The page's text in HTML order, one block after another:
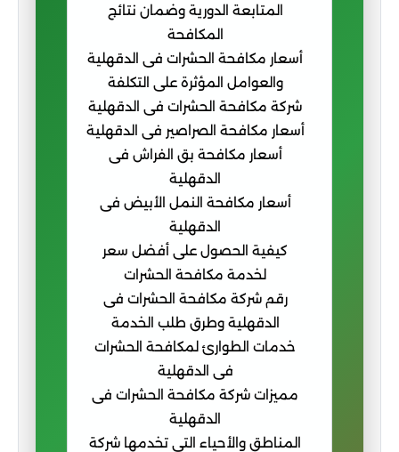
المتابعة الدورية وضمان نتائج
المكافحة
أسعار مكافحة الحشرات فى الدقهلية
والعوامل المؤثرة على التكلفة
شركة مكافحة الحشرات فى الدقهلية
أسعار مكافحة الصراصير فى الدقهلية
أسعار مكافحة بق الفراش فى
الدقهلية
أسعار مكافحة النمل الأبيض فى
الدقهلية
كيفية الحصول على أفضل سعر
لخدمة مكافحة الحشرات
رقم شركة مكافحة الحشرات فى
الدقهلية وطرق طلب الخدمة
خدمات الطوارئ لمكافحة الحشرات
فى الدقهلية
مميزات شركة مكافحة الحشرات فى
الدقهلية
المناطق والأحياء التي تخدمها شركة